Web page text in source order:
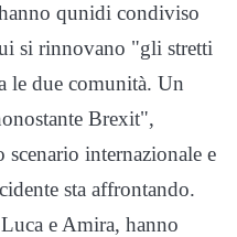
qunidi condiviso
si rinnovano "gli stretti
le due comunità. Un
Brexit",
internazionale e
sta affrontando.
e Amira, hanno